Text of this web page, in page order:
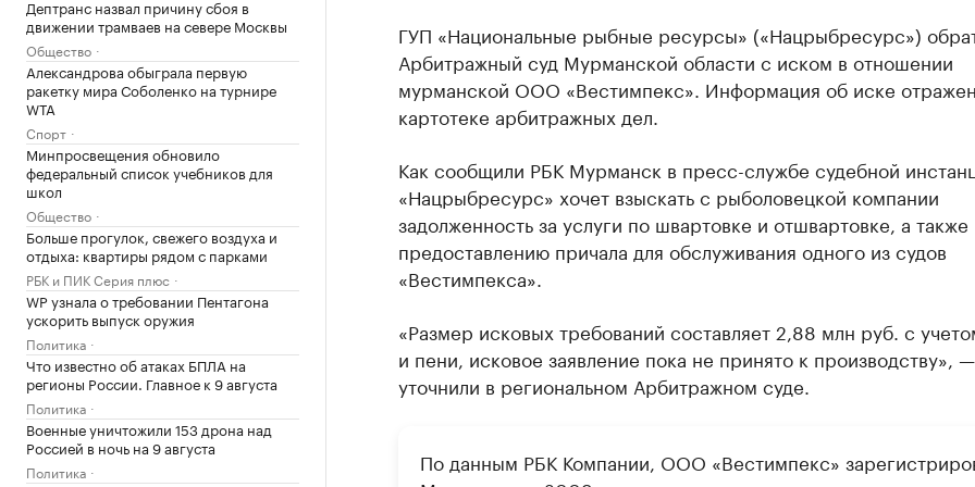
Дептранс назвал причину сбоя в
движении трамваев на севере Москвы
Общество
Александрова обыграла первую
ракетку мира Соболенко на турнире
WTA
Спорт
Минпросвещения обновило
федеральный список учебников для
школ
Общество
Больше прогулок, свежего воздуха и
отдыха: квартиры рядом с парками
РБК и ПИК Серия плюс
WP узнала о требовании Пентагона
ускорить выпуск оружия
Политика
Что известно об атаках БПЛА на
регионы России. Главное к 9 августа
Политика
Военные уничтожили 153 дрона над
Россией в ночь на 9 августа
Политика
ГУП «Национальные рыбные ресурсы» («Нацрыбресурс»)
Арбитражный суд Мурманской области с иском в отношении
мурманской ООО «Вестимпекс». Информация об иске
картотеке арбитражных дел.
Как сообщили РБК Мурманск в пресс-службе судебной
«Нацрыбресурс» хочет взыскать с рыболовецкой компании
задолженность за услуги по швартовке и отшвартовке, а также
предоставлению причала для обслуживания одного из судов
«Вестимпекса».
«Размер исковых требований составляет 2,88 млн руб. с
и пени, исковое заявление пока не принято к производству», —
уточнили в региональном Арбитражном суде.
По данным РБК Компании, ООО «Вестимпекс»